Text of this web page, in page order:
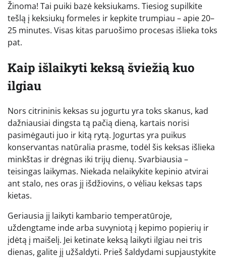
Žinoma! Tai puiki bazė keksiukams. Tiesiog supilkite
tešlą į keksiukų formeles ir kepkite trumpiau – apie 20–
25 minutes. Visas kitas paruošimo procesas išlieka toks
pat.
Kaip išlaikyti keksą šviežią kuo
ilgiau
Nors citrininis keksas su jogurtu yra toks skanus, kad
dažniausiai dingsta tą pačią dieną, kartais norisi
pasimėgauti juo ir kitą rytą. Jogurtas yra puikus
konservantas natūralia prasme, todėl šis keksas išlieka
minkštas ir drėgnas iki trijų dienų. Svarbiausia –
teisingas laikymas. Niekada nelaikykite kepinio atvirai
ant stalo, nes oras jį išdžiovins, o vėliau keksas taps
kietas.
Geriausia jį laikyti kambario temperatūroje,
uždengtame inde arba suvyniotą į kepimo popierių ir
įdėtą į maišelį. Jei ketinate keksą laikyti ilgiau nei tris
dienas, galite jį užšaldyti. Prieš šaldydami supjaustykite